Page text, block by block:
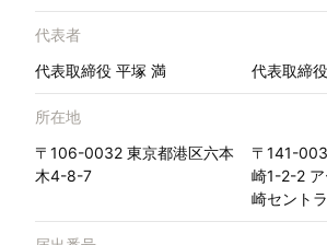
代表者
代表取締役 平塚 満
代表取締
所在地
〒106-0032 東京都港区六本
木4-8-7
〒141-
崎1-2-2
崎セント